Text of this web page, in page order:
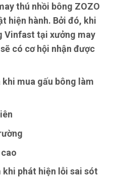
thú nhồi bông ZOZO
hiện hành. Bởi đó, khi
Vinfast tại xưởng may
có cơ hội nhận được
mua gấu bông làm
phát hiện lỗi sai sót